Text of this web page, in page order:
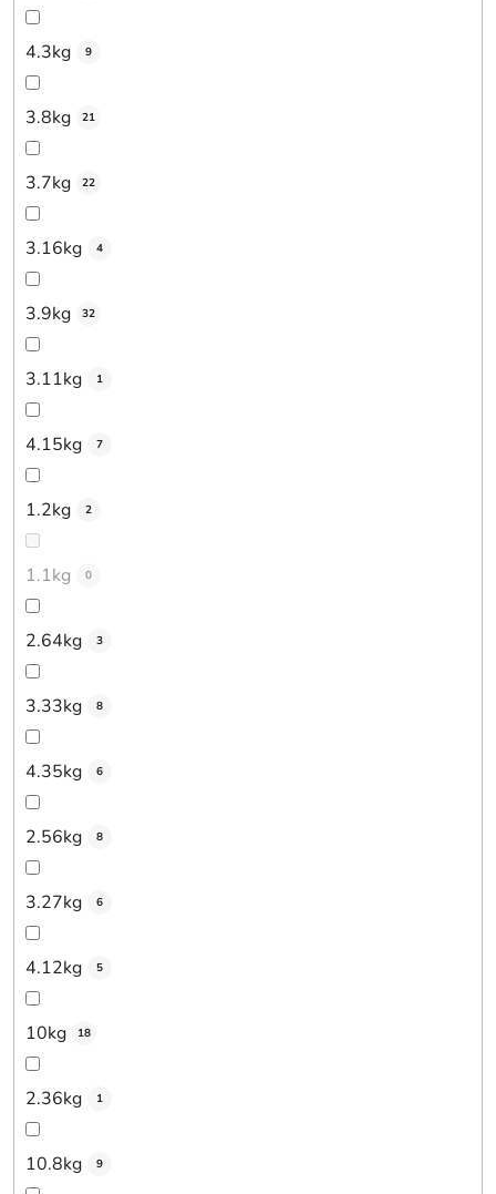
4.3kg 9
3.8kg 21
3.7kg 22
3.16kg 4
3.9kg 32
3.11kg 1
4.15kg 7
1.2kg 2
1.1kg 0
2.64kg 3
3.33kg 8
4.35kg 6
2.56kg 8
3.27kg 6
4.12kg 5
10kg 18
2.36kg 1
10.8kg 9